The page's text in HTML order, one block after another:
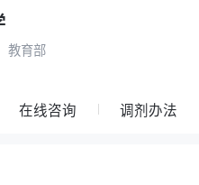
教育部
在线咨询 调剂办法